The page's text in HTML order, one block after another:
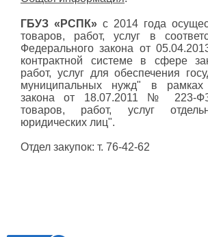
ГБУЗ «РСПК» с 2014 года
товаров, работ, услуг в
Федерального закона от
контрактной системе в сфере
работ, услуг для обеспечения
муниципальных нужд" в рамках
закона от 18.07.2011 № 223-
товаров, работ, услуг
юридических лиц".
Отдел закупок: т. 76-42-62